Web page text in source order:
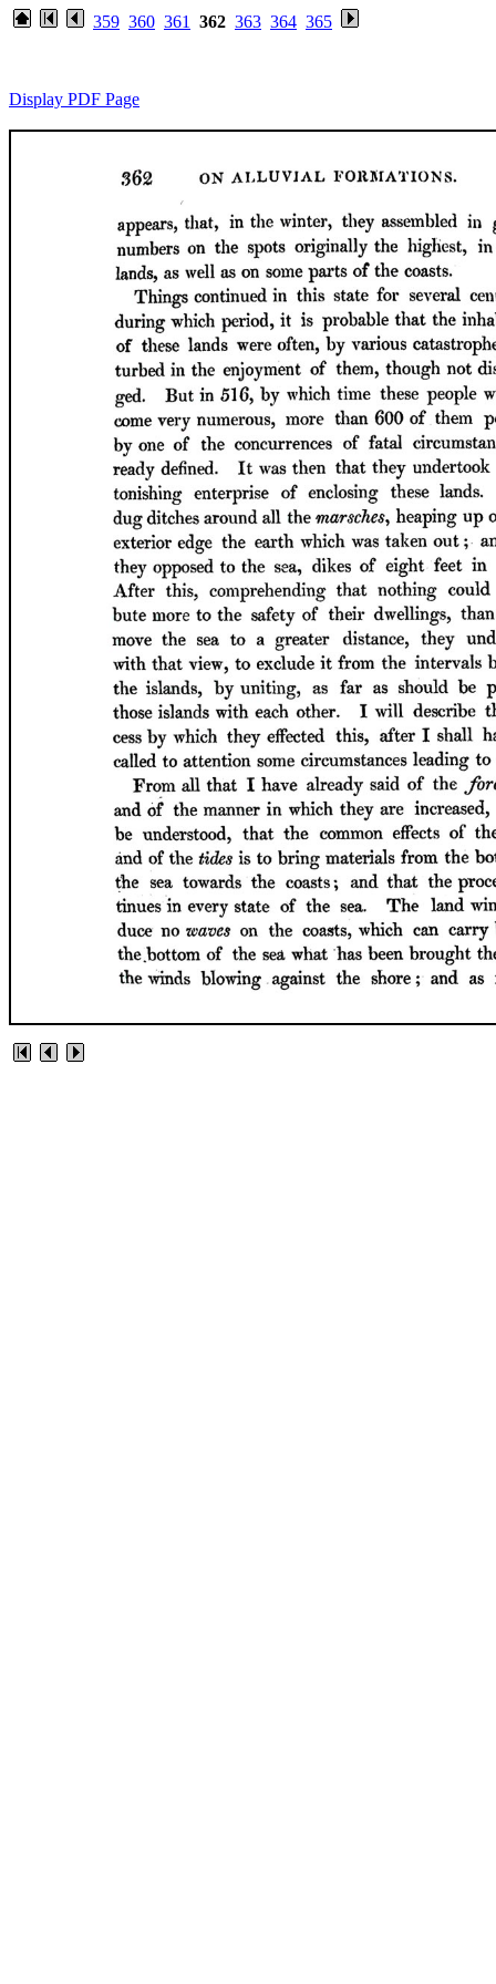
359 360 361 362 363 364 365
Display PDF Page